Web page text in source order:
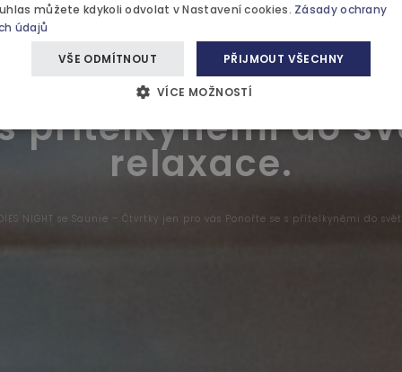
Ájurvéda
NIGHT se
jen pro vás
přítelkyněmi do
relaxace.
NIGHT se Saunie – Čtvrtky jen pro vás Ponořte se s přítelkyněmi do
můžete kdykoli odvolat vNastavení cookies. Zásady ochrany
údajů
PŘIJMOUT VŠECHNY
VŠE ODMÍTNOUT
VÍCE MOŽNOSTÍ